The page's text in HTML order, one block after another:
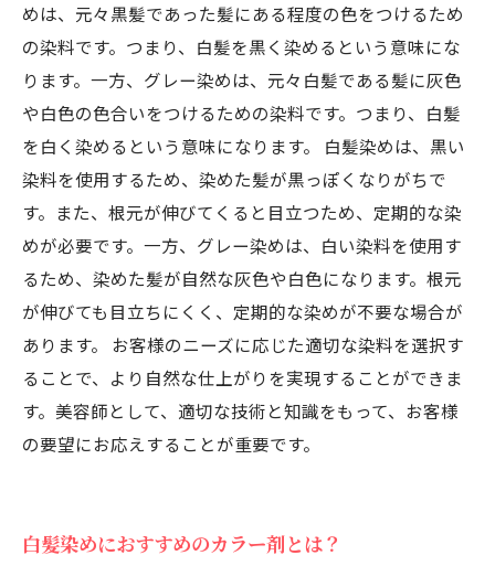
めは、元々黒髪であった髪にある程度の色をつけるため
の染料です。つまり、白髪を黒く染めるという意味にな
ります。一方、グレー染めは、元々白髪である髪に灰色
や白色の色合いをつけるための染料です。つまり、白髪
を白く染めるという意味になります。 白髪染めは、黒い
染料を使用するため、染めた髪が黒っぽくなりがちで
す。また、根元が伸びてくると目立つため、定期的な染
めが必要です。一方、グレー染めは、白い染料を使用す
るため、染めた髪が自然な灰色や白色になります。根元
が伸びても目立ちにくく、定期的な染めが不要な場合が
あります。 お客様のニーズに応じた適切な染料を選択す
ることで、より自然な仕上がりを実現することができま
す。美容師として、適切な技術と知識をもって、お客様
の要望にお応えすることが重要です。
白髪染めにおすすめのカラー剤とは？